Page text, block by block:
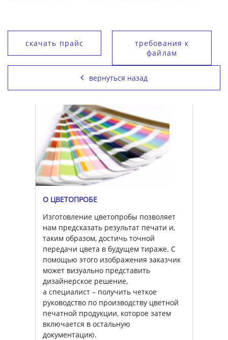
скачать прайс
требования к
файлам
вернуться назад
О ЦВЕТОПРОБЕ
Изготовление цветопробы позволяет
нам предсказать результат печати и,
таким образом, достичь точной
передачи цвета в будущем тираже. С
помощью этого изображения заказчик
может визуально представить
дизайнерское решение,
а специалист – получить четкое
руководство по производству цветной
печатной продукции, которое затем
включается в остальную
документацию.